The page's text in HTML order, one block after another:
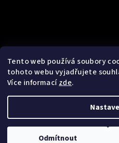
Tento web používá soubory
tohoto webu vyjadřujete
Více informacízde.
Odmítnout
Informace pro vás
Obchodní podmínky
Upravit